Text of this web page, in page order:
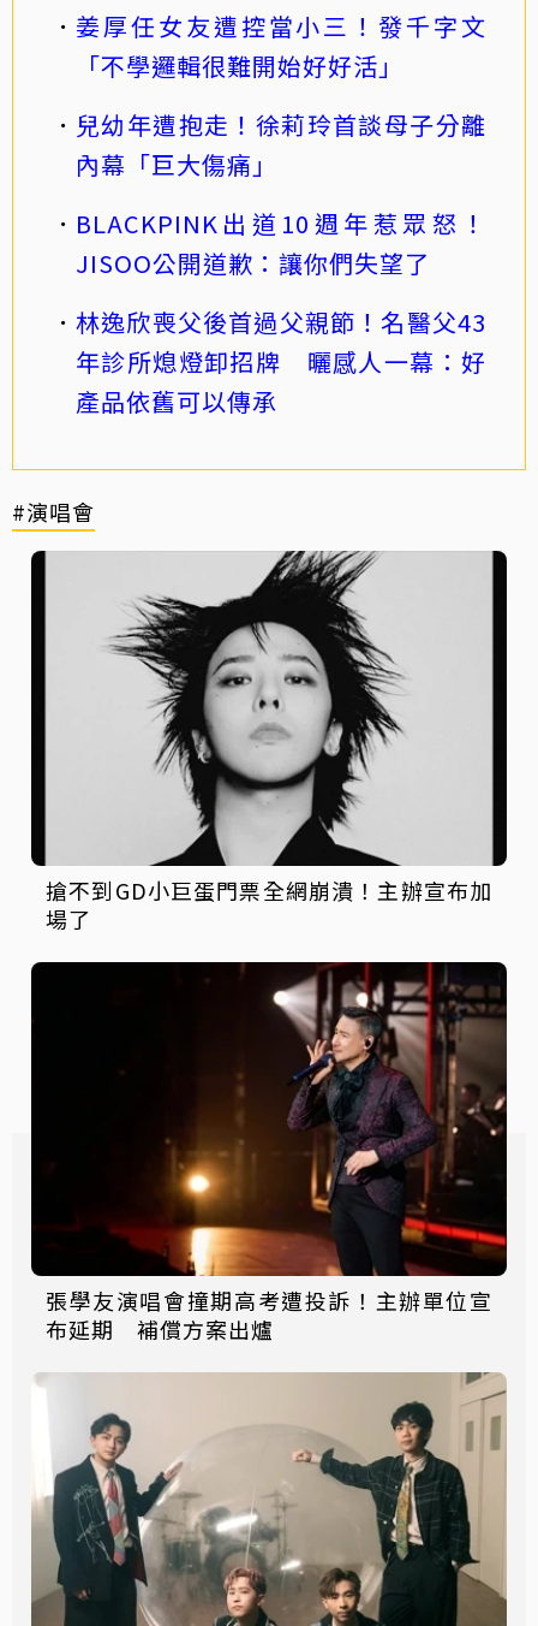
姜厚任女友遭控當小三！發千字文
「不學邏輯很難開始好好活」
兒幼年遭抱走！徐莉玲首談母子分離
內幕「巨大傷痛」
BLACKPINK出道10週年惹眾怒！
JISOO公開道歉：讓你們失望了
林逸欣喪父後首過父親節！名醫父43
年診所熄燈卸招牌 曬感人一幕：好
產品依舊可以傳承
#演唱會
搶不到GD小巨蛋門票全網崩潰！主辦宣布加
場了
張學友演唱會撞期高考遭投訴！主辦單位宣
布延期 補償方案出爐